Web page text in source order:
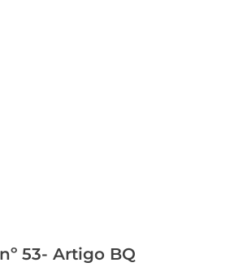
53- Artigo BQ